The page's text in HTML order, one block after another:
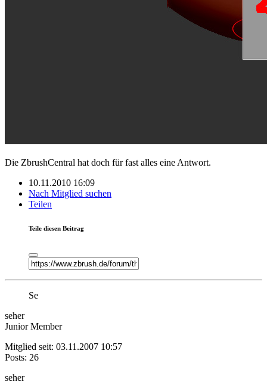
Die ZbrushCentral hat doch für fast alles eine Antwort.
10.11.2010 16:09
Nach Mitglied suchen
Teilen
Teile diesen Beitrag
Se
seher
Junior Member
Mitglied seit: 03.11.2007 10:57
Posts: 26
seher